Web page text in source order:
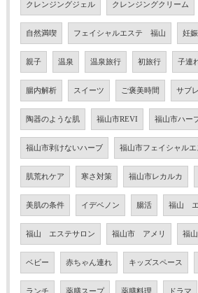
クレンジングジェル クレンジングクリーム
自然満喫 フェイシャルエステ 福山 妊
親子 温泉 温泉旅行 初旅行 子連
腸内解析 スイーツ ご褒美時間 サブレ
陶器のような肌 福山市REVI 福山市ハー
福山市剥けないハーブ 福山市フェイシャルエ
肌荒れケア 寒さ対策 福山市レカルカ
美肌の条件 イデベノン 腸活 福山 エ
福山 エステサロン 福山市 アメリ 福
ベビー 赤ちゃん連れ キッズスペース